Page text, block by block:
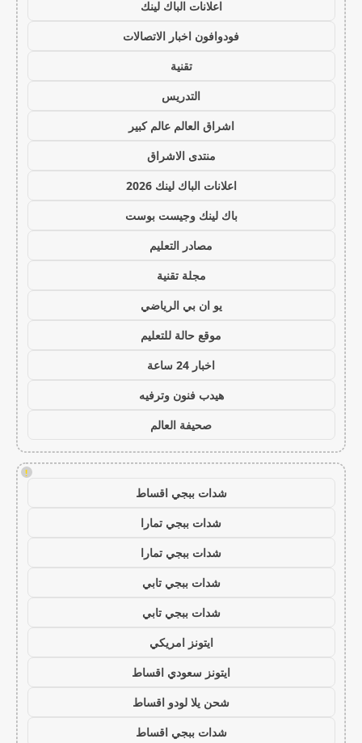
اعلانات الباك لينك
فودوافون اخبار الاتصالات
تقنية
التدريس
اشراق العالم عالم كبير
منتدى الاشراق
اعلانات الباك لينك 2026
باك لينك وجيست بوست
مصادر التعليم
مجلة تقنية
يو ان بي الرياضي
موقع حالة للتعليم
اخبار 24 ساعة
هيدب فنون وترفيه
صحيفة العالم
!
شدات ببجي اقساط
شدات ببجي تمارا
شدات ببجي تمارا
شدات ببجي تابي
شدات ببجي تابي
ايتونز امريكي
ايتونز سعودي اقساط
شحن يلا لودو اقساط
شدات ببجي اقساط